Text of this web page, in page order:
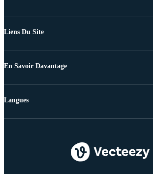
Liens Du Site
En Savoir Davantage
Langues